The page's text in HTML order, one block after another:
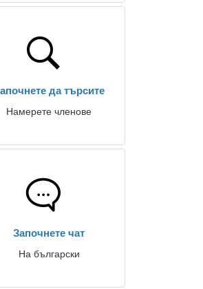
да търсите
Намерете членове
Започнете чат
На български